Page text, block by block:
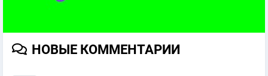
НОВЫЕ КОММЕНТАРИИ